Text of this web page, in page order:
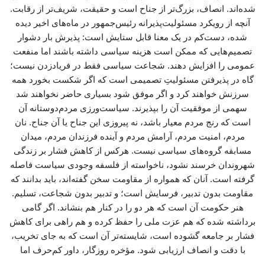
شده‌اند. انصاف، بزرگ‌تر از جناح است و حقیقت، شریف‌تر از رقابت.
آنچه از رویکرد مسئولیت‌پذیرانه رئیس‌جمهور در ماه‌های اخیر دیده
شده، دست‌کم در یک معنا قابل ستایش است: پذیرش بار دشوار
تصمیم‌هایی که ممکن است هزینه سیاسی داشته باشند اما منفعت
عمومی را افزایش دهند. شجاعت سیاسی فقط در فریادزدن نیست؛
گاه در پذیرفتن مسئولیتِ تصمیمی است که اگر شکست بخورد همه
سرزنش خواهند کرد و اگر موفق شود بسیاری حاضر نخواهند شد
سهمی از موفقیت آن را بپذیرند. سیاست‌ورزی مردم‌دوستانه آن
است که رنج مردم معیار باشد، نه پیروزی این جناح یا آن جناح. نان
مردم، امنیت مردم، آرامش مردم و آینده فرزندان مردم، میدان
مسابقه گروه‌های سیاسی نیست. هرکس از کاهش فشار بر زندگی
شهروندان خرسند نشود، ناخواسته از فلسفه وجودی سیاست فاصله
گرفته است. آنان که همواره از مقاومت سخن گفته‌اند، باید بدانند که
مقاومت بدون تدبیر، فرسایش است؛ و تدبیر بدون شجاعت، تسلیم.
هنر حکومت آن است که هر دو را در کنار هم بنشاند. اگر گامی
برداشته شده که هم عزت ملی را حفظ کرده و هم راهی برای کاهش
فشار بر جامعه گشوده است، شایسته‌تر آن است که به جای تخریب،
با دقت و انصاف ارزیابی شود. مؤخره روزگار، داور کم‌حرف اما